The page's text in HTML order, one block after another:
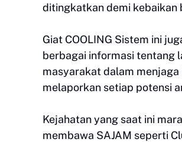
ditingkatkan demi kebaikan
Giat COOLING Sistem ini
berbagai informasi tentang
masyarakat dalam
melaporkan setiap potensi
Kejahatan yang saat ini
membawa SAJAM seperti